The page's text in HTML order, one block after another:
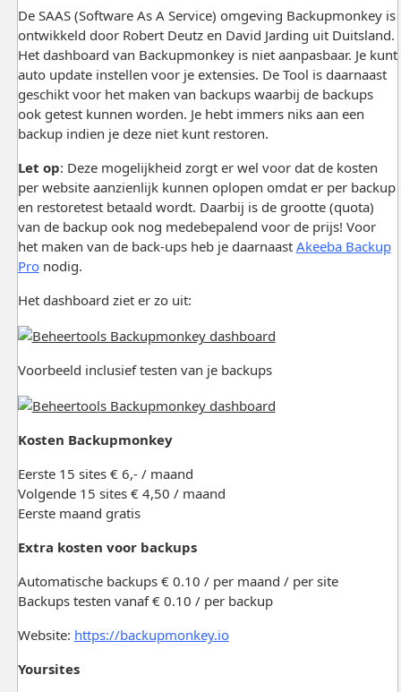
De SAAS (Software As A Service) omgeving Backupmonkey is
ontwikkeld door Robert Deutz en David Jarding uit Duitsland.
Het dashboard van Backupmonkey is niet aanpasbaar. Je kunt
auto update instellen voor je extensies. De Tool is daarnaast
geschikt voor het maken van backups waarbij de backups
ook getest kunnen worden. Je hebt immers niks aan een
backup indien je deze niet kunt restoren.
Let op: Deze mogelijkheid zorgt er wel voor dat de kosten
per website aanzienlijk kunnen oplopen omdat er per backup
en restoretest betaald wordt. Daarbij is de grootte (quota)
van de backup ook nog medebepalend voor de prijs! Voor
het maken van de back-ups heb je daarnaast Akeeba Backup
Pronodig.
Het dashboard ziet er zo uit:
Voorbeeld inclusief testen van je backups
Kosten Backupmonkey
Eerste 15 sites € 6,- / maand
Volgende 15 sites € 4,50 / maand
Eerste maand gratis
Extra kosten voor backups
Automatische backups € 0.10 / per maand / per site
Backups testen vanaf € 0.10 / per backup
Website: https://backupmonkey.io
Yoursites